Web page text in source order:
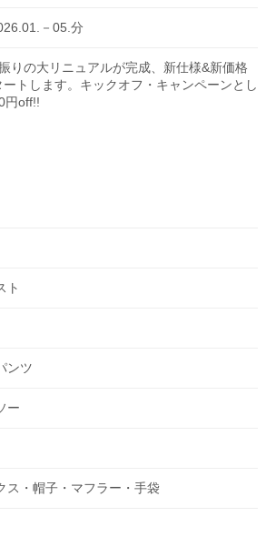
－05.分
りの大リニュアルが完成、新仕様&新価格
トします。キックオフ・キャンペーンとし
円off!!
ト
ンツ
ー
ス・帽子・マフラー・手袋